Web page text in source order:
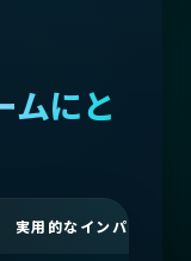
ムにと
実用的なインパクト